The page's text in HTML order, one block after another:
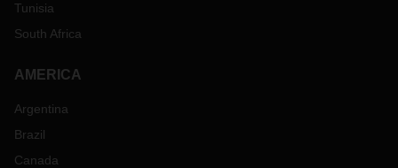
Tunisia
South Africa
AMERICA
Argentina
Brazil
Canada